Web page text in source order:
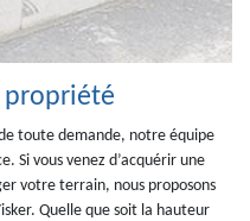
propriété
toute demande, notre équipe
Si vous venez d’acquérir une
votre terrain, nous proposons
Quelle que soit la hauteur